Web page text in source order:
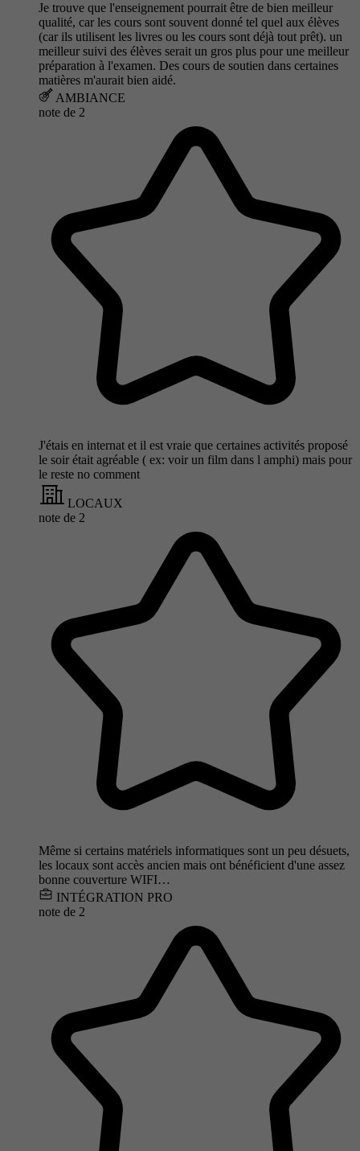
Je trouve que l'enseignement pourrait être de bien meilleur
qualité, car les cours sont souvent donné tel quel aux élèves
(car ils utilisent les livres ou les cours sont déjà tout prêt). un
meilleur suivi des élèves serait un gros plus pour une meilleur
préparation à l'examen. Des cours de soutien dans certaines
matières m'aurait bien aidé.
AMBIANCE
note de 2
J'étais en internat et il est vraie que certaines activités proposé
le soir était agréable ( ex: voir un film dans l amphi) mais pour
le reste no comment
LOCAUX
note de 2
Même si certains matériels informatiques sont un peu désuets,
les locaux sont accès ancien mais ont bénéficient d'une assez
bonne couverture WIFI…
INTÉGRATION PRO
note de 2